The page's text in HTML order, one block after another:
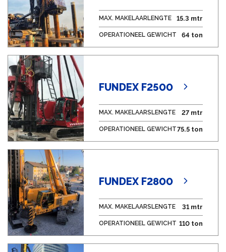
MAX. MAKELAARLENGTE 15.3 mtr
OPERATIONEEL GEWICHT 64 ton
FUNDEX F2500
MAX. MAKELAARSLENGTE 27 mtr
OPERATIONEEL GEWICHT75.5 ton
FUNDEX F2800
MAX. MAKELAARSLENGTE 31 mtr
OPERATIONEEL GEWICHT 110 ton